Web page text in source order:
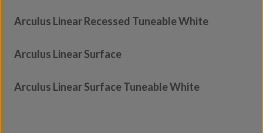
Arculus Linear Recessed Tuneable White
Arculus Linear Surface
Arculus Linear Surface Tuneable White